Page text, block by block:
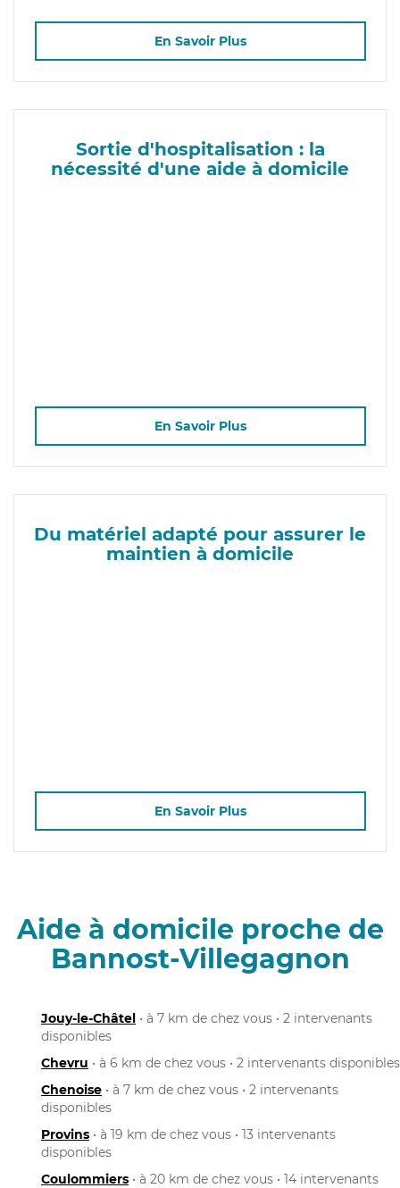
En Savoir Plus
Sortie d'hospitalisation : la
nécessité d'une aide à domicile
En Savoir Plus
Du matériel adapté pour assurer le
maintien à domicile
En Savoir Plus
Aide à domicile proche de
Bannost-Villegagnon
Jouy-le-Châtel • à 7 km de chez vous • 2 intervenants
disponibles
Chevru • à 6 km de chez vous • 2 intervenants disponibles
Chenoise • à 7 km de chez vous • 2 intervenants
disponibles
Provins • à 19 km de chez vous • 13 intervenants
disponibles
Coulommiers • à 20 km de chez vous • 14 intervenants